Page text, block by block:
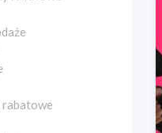
rabatowe